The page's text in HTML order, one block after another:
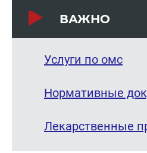
ВАЖНО
Услуги по омс
Нормативные
Лекарственные